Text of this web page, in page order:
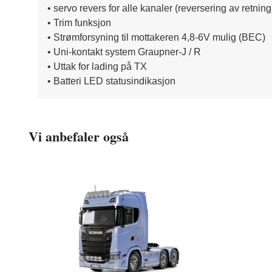
• servo revers for alle kanaler (reversering av
• Trim funksjon
• Strømforsyning til mottakeren 4,8-6V mulig (BEC)
• Uni-kontakt system Graupner-J / R
• Uttak for lading på TX
• Batteri LED statusindikasjon
Vi anbefaler også